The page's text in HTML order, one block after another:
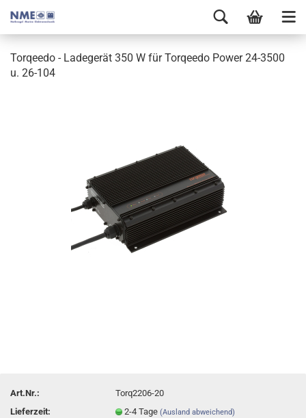
Torqeedo - Ladegerät 350 W für Torqeedo Power 24-3500
u. 26-104
Art.Nr.:
Torq2206-20
Lieferzeit:
2-4 Tage(Ausland abweichend)